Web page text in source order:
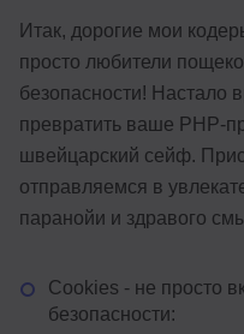
Итак, дорогие мои
просто любители
безопасности! Настало
превратить ваше PHP-
швейцарский сейф.
отправляемся в
паранойи и здравого
Cookies - не просто
безопасности: